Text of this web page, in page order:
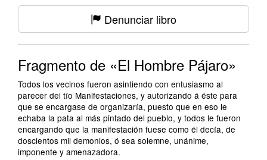
Denunciar libro
Fragmento de «El Hombre Pájaro»
Todos los vecinos fueron asintiendo con entusiasmo al
parecer del tío Manifestaciones, y autorizando á éste para
que se encargase de organizaría, puesto que en eso le
echaba la pata al más pintado del pueblo, y todos le fueron
encargando que la manifestación fuese como él decía, de
doscientos mil demonios, ó sea solemne, unánime,
imponente y amenazadora.